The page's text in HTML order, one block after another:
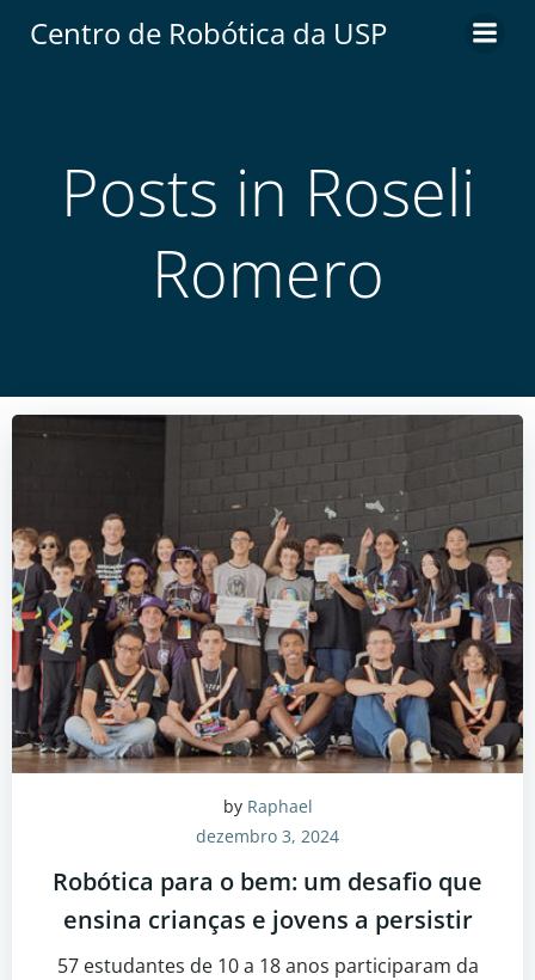
Centro de Robótica da USP
Posts in Roseli
Romero
by Raphael
dezembro 3, 2024
Robótica para o bem: um desafio que
ensina crianças e jovens a persistir
57 estudantes de 10 a 18 anos participaram da